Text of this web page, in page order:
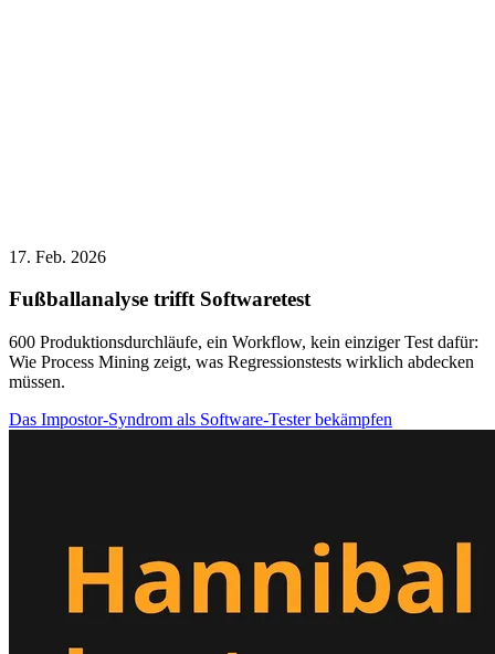
17. Feb. 2026
Fußballanalyse trifft Softwaretest
600 Produktionsdurchläufe, ein Workflow, kein einziger Test dafür:
Wie Process Mining zeigt, was Regressionstests wirklich abdecken
müssen.
Das Impostor-Syndrom als Software-Tester bekämpfen